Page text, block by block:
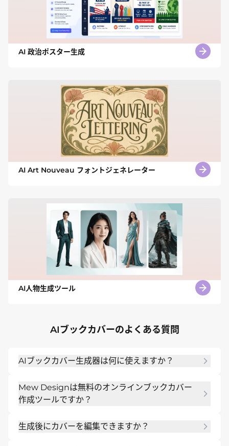
AI 政治ポスター生成
AI Art Nouveau フォントジェネレーター
AI人物生成ツール
AIブックカバーのよくある質問
AIブックカバー生成器は何に使えますか？
語、ビジネスガイド、自費出版タイトルなどのカバ
ーをデザインできます。
Mew Designは無料のオンラインブックカバー
作成ツールですか？
され、コストなしでオンラインで本の表紙を作成で
生成後にカバーを編集できますか？